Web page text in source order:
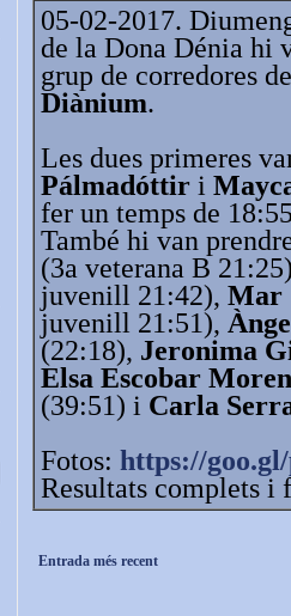
05-02-2017.
de la Dona Dénia hi
grup de corredores
Diànium.
Les dues primeres
Pálmadóttir i
fer un temps de
També hi van
(3a veterana B
juvenill 21:42), Mar
juvenill 21:51),
(22:18), Jeronima
Elsa Escobar
(39:51) i Carla
Fotos: https://
Resultats complets i
Entrada més recent